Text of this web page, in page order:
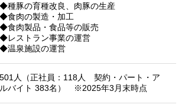
◆種豚の育種改良、肉豚の生産
◆食肉の製造・加工
◆食肉製品・食品等の販売
◆レストラン事業の運営
◆温泉施設の運営
501人（正社員：118人 契約・パート・ア
ルバイト 383名） ※2025年3月末時点